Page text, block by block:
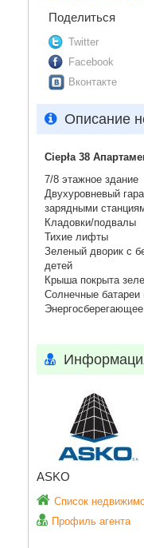
Поделиться
Twitter
Facebook
Вконтакте
Описание
Ciepła 38
7/8 этажное здание
Двухуровневый
зарядными
Кладовки/подвалы
Тихие лифты
Зеленый дворик с
детей
Крыша покрыта
Солнечные
ASKO
Список
Профиль агента